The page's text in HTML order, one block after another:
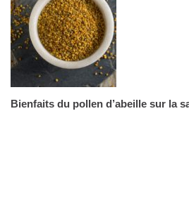
Bienfaits du pollen d’abeille sur la